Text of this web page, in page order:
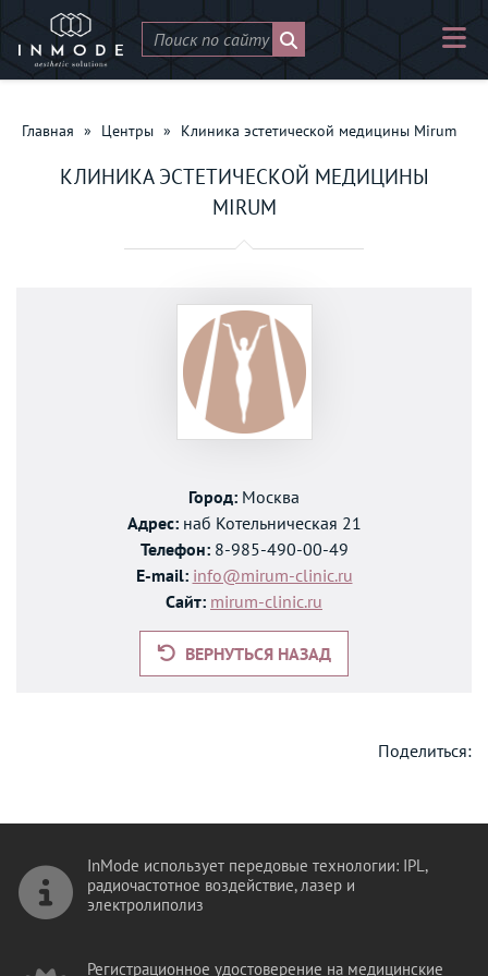
Главная » Центры » Клиника эстетической медицины Mirum
КЛИНИКА ЭСТЕТИЧЕСКОЙ МЕДИЦИНЫ
MIRUM
Город: Москва
Адрес:наб Котельническая 21
Телефон:8-985-490-00-49
E-mail: info@mirum-clinic.ru
Сайт: mirum-clinic.ru
ВЕРНУТЬСЯ НАЗАД
Поделиться:
InMode использует передовые технологии: IPL,
радиочастотное воздействие, лазер и
электролиполиз
Регистрационное удостоверение на медицинские